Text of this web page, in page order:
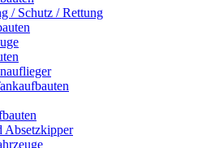
/ Schutz / Rettung
Absetzkipper